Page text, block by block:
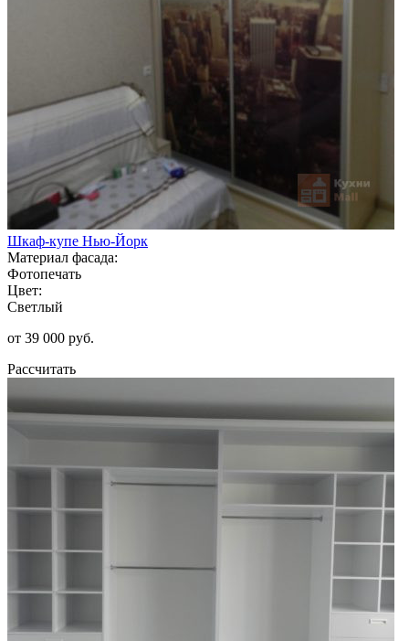
Шкаф-купе Нью-Йорк
Материал фасада:
Фотопечать
Цвет:
Светлый
от 39 000 руб.
Рассчитать